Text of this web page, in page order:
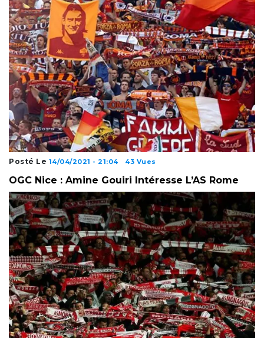
Posté Le 14/04/2021 - 21:04 43 Vues
OGC Nice : Amine Gouiri Intéresse L’AS Rome